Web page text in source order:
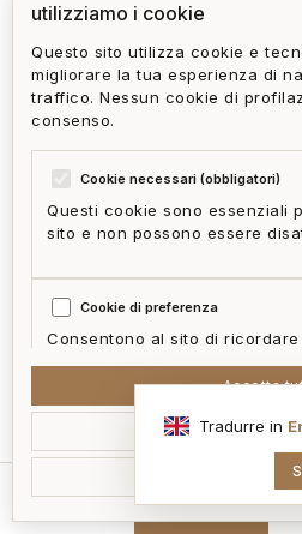
utilizziamo i cookie
Questo sito utilizza cookie e
migliorare la tua esperienza di
traffico. Nessun cookie di
consenso.
Cookie necessari (obbligatori)
Questi cookie sono essenziali
sito e non possono essere
Cookie di preferenza
Consentono al sito di
Cookie statistici
Aiutano a capire come i
sito in forma aggregata e
Accetta
Accetta
Rifiuta non
Tradurre in